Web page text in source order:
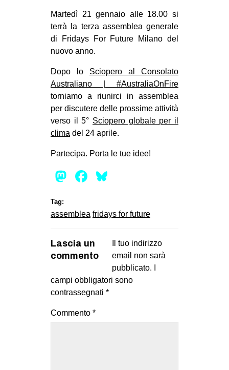
MOVIMENTI
AMBIENTE
DIRITTO ALL’ABITARE
GENERI
MIGRAZIONI
PRECARIATO
CULTURE
CINEMA
MUSICA
RECENSIONI
INTERNAZIONALE
Martedì 21 gennaio alle 18.00 si
terrà la terza assemblea generale
di Fridays For Future Milano del
nuovo anno.
Dopo lo Sciopero al Consolato
Australiano | #AustraliaOnFire
torniamo a riunirci in assemblea
per discutere delle prossime attività
verso il 5° Sciopero globale per il
clima del 24 aprile.
Partecipa. Porta le tue idee!
Mastodon
Facebook
Tag:
assemblea fridays for future
Lascia un
commento
Il tuo indirizzo
email non sarà
pubblicato.
campi obbligatori sono
contrassegnati *
Commento *